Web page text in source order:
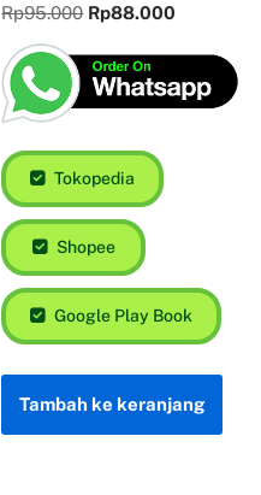
Rp95.000 Rp88.000
Tokopedia
Shopee
Google Play Book
Tambah ke keranjang